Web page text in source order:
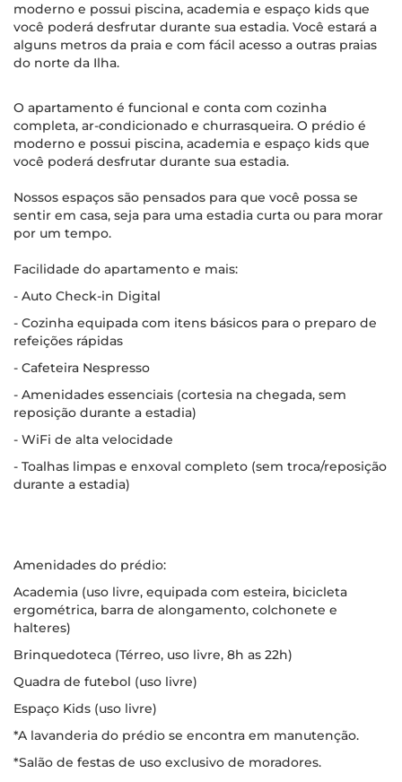
moderno e possui piscina, academia e espaço kids que
você poderá desfrutar durante sua estadia. Você estará a
alguns metros da praia e com fácil acesso a outras praias
do norte da Ilha.
O apartamento é funcional e conta com cozinha
completa, ar-condicionado e churrasqueira. O prédio é
moderno e possui piscina, academia e espaço kids que
você poderá desfrutar durante sua estadia.
Nossos espaços são pensados para que você possa se
sentir em casa, seja para uma estadia curta ou para morar
por um tempo.
Facilidade do apartamento e mais:
- Auto Check-in Digital
- Cozinha equipada com itens básicos para o preparo de
refeições rápidas
- Cafeteira Nespresso
- Amenidades essenciais (cortesia na chegada, sem
reposição durante a estadia)
- WiFi de alta velocidade
- Toalhas limpas e enxoval completo (sem troca/reposição
durante a estadia)
Amenidades do prédio:
Academia (uso livre, equipada com esteira, bicicleta
ergométrica, barra de alongamento, colchonete e
halteres)
Brinquedoteca (Térreo, uso livre, 8h as 22h)
Quadra de futebol (uso livre)
Espaço Kids (uso livre)
*A lavanderia do prédio se encontra em manutenção.
*Salão de festas de uso exclusivo de moradores.